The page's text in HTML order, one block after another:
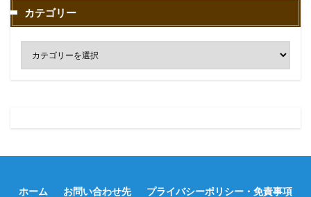
カテゴリー
ホーム お問い合わせ先 プライバシーポリシー・免責事項